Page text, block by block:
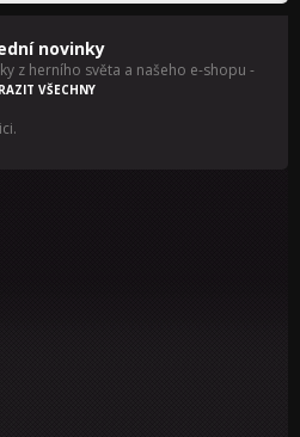
novinky
z herního světa a našeho e-shopu -
VŠECHNY